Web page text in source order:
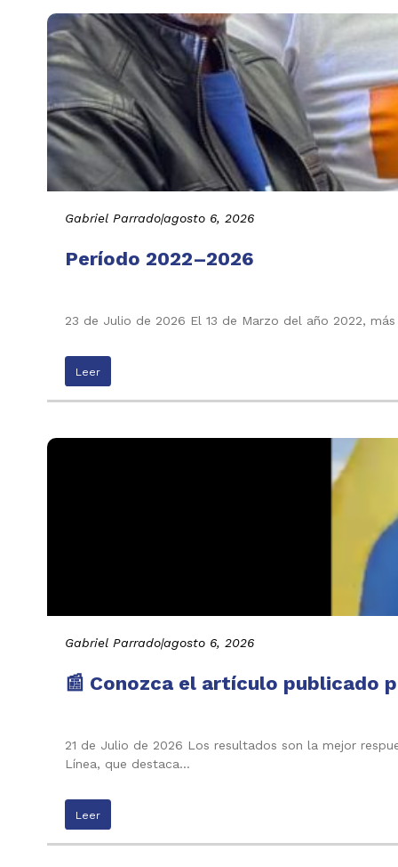
Gabriel Parrado|agosto 6, 2026
Período 2022–2026
23 de Julio de 2026 El 13 de Marzo del año 2022,
Leer
Gabriel Parrado|agosto 6, 2026
📰 Conozca el artículo publicado
21 de Julio de 2026 Los resultados son la mejor
Línea, que destaca…
Leer